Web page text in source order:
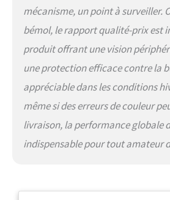
mécanisme, un point à surveiller.
bémol, le rapport qualité-prix est
produit offrant une vision
une protection efficace contre la
appréciable dans les conditions
même si des erreurs de couleur
livraison, la performance globale
indispensable pour tout amateur